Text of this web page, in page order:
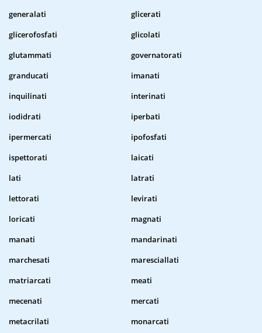
generalati
glicerati
glicerofosfati
glicolati
glutammati
governatorati
granducati
imanati
inquilinati
interinati
iodidrati
iperbati
ipermercati
ipofosfati
ispettorati
laicati
lati
latrati
lettorati
levirati
loricati
magnati
manati
mandarinati
marchesati
maresciallati
matriarcati
meati
mecenati
mercati
metacrilati
monarcati